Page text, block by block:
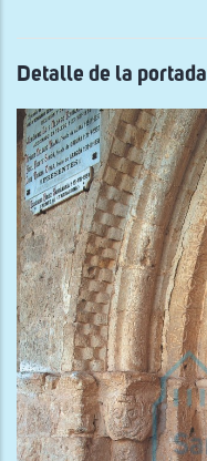
Detalle de la portada